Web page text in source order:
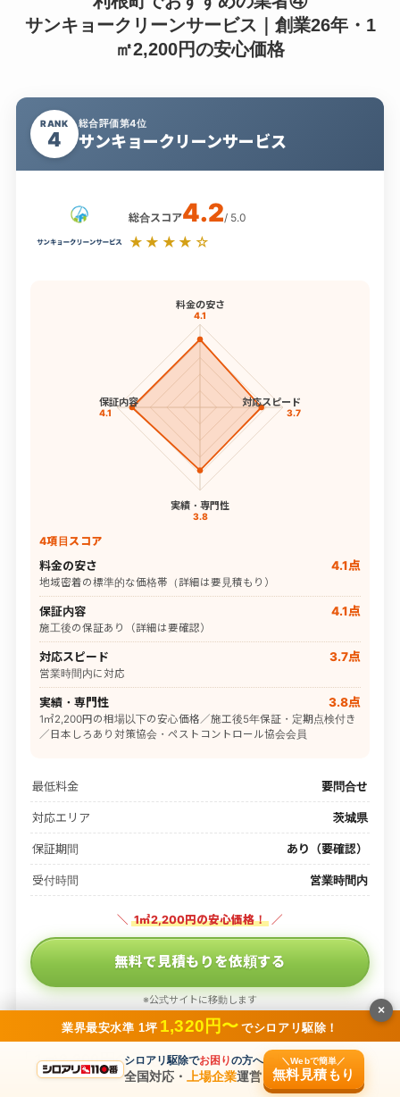
サンキョークリーンサービス｜創業26年・1
㎡2,200円の安心価格
RANK
4
総合評価第4位
サンキョークリーンサービス
総合スコア4.2/ 5.0
★★★★☆
料金の安さ
4.1
対応スピード
3.7
実績・専門性
3.8
保証内容
4.1
4項目スコア
料金の安さ 4.1点
地域密着の標準的な価格帯（詳細は要見積もり）
保証内容 4.1点
施工後の保証あり（詳細は要確認）
対応スピード 3.7点
営業時間内に対応
実績・専門性 3.8点
1㎡2,200円の相場以下の安心価格／施工後5年保証・定期点検付き
／日本しろあり対策協会・ペストコントロール協会会員
最低料金 要問合せ
対応エリア 茨城県
保証期間 あり（要確認）
受付時間 営業時間内
＼ 1㎡2,200円の安心価格！ ／
無料で見積もりを依頼する
※公式サイトに移動します
1㎡2,200円の安心価格で依頼したい…」
業界最安水準 1坪 1,320円〜 でシロアリ駆除！
シロアリ駆除でお困りの方へ
全国対応・ 上場企業運営
＼Webで簡単／
無料見積もり
×